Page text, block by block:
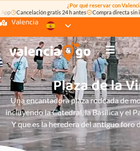
¿Por qué reservar con
Cancelación gratis 24 h antes
Compra directa sin
Valencia
Plaza de la
Una encantadora plaza rodeada de
incluyendo la Catedral, la Basílica y el
Y que es la heredera del antiguo foro